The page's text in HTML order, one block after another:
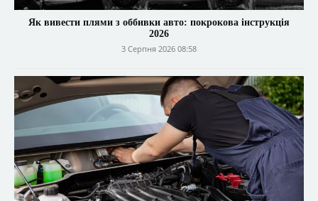
Як вивести плями з оббивки авто: покрокова інструкція
2026
3 Серпня 2026 08:58